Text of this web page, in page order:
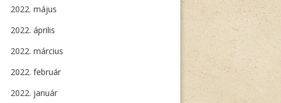
2022. május
2022. április
2022. március
2022. február
2022. január